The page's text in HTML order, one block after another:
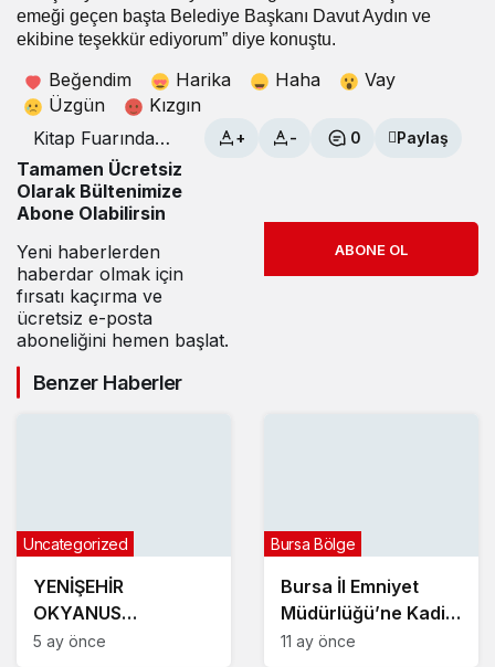
emeği geçen başta Belediye Başkanı Davut Aydın ve
ekibine teşekkür ediyorum” diye konuştu.
Beğendim Harika Haha
Vay
Üzgün
Kızgın
Kitap Fuarında
Yazar Adana’ya
yoğun ilgi
+ - 0 Paylaş
Tamamen Ücretsiz
Olarak Bültenimize
Abone Olabilirsin
Yeni haberlerden
haberdar olmak için
fırsatı kaçırma ve
ücretsiz e-posta
aboneliğini hemen başlat.
ABONE OL
Benzer Haberler
YENİŞEHİR
OKYANUS
KOLEJİNDEN
Uncategorized
5 ay önce
Bursa İl Emniyet
Müdürlüğü’ne Kadir
Gökçe atandı
Bursa Bölge
11 ay önce